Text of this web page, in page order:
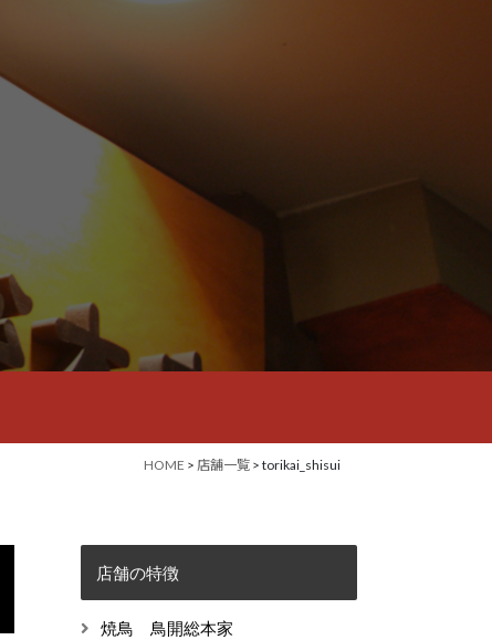
HOME > 店舗一覧 > torikai_shisui
店舗の特徴
焼鳥 鳥開総本家